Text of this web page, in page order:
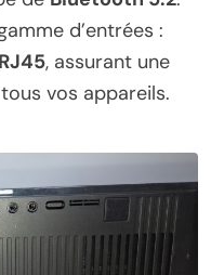
d’entrées :
, assurant une
vos appareils.